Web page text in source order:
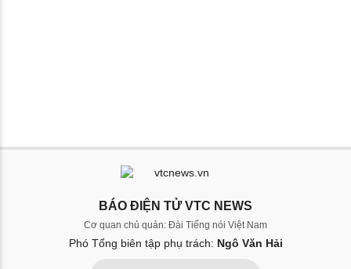
BÁO ĐIỆN TỬ VTC NEWS
Cơ quan chủ quản: Đài Tiếng nói Việt Nam
Phó Tổng biên tập phụ trách: Ngô Văn Hải